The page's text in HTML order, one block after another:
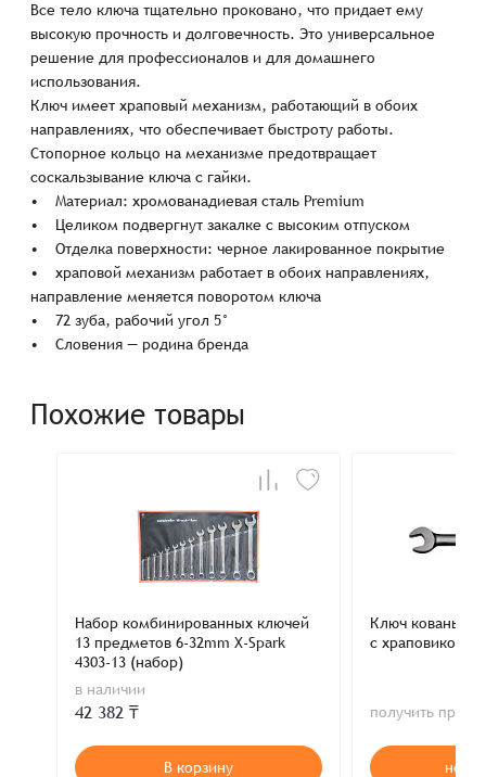
Все тело ключа тщательно проковано, что придает ему
высокую прочность и долговечность. Это универсальное
решение для профессионалов и для домашнего
использования.
Ключ имеет храповый механизм, работающий в обоих
направлениях, что обеспечивает быстроту работы.
Стопорное кольцо на механизме предотвращает
соскальзывание ключа с гайки.
• Материал: хромованадиевая сталь Premium
• Целиком подвергнут закалке с высоким отпуском
• Отделка поверхности: черное лакированное покрытие
• храповой механизм работает в обоих направлениях,
направление меняется поворотом ключа
• 72 зуба, рабочий угол 5°
• Словения — родина бренда
Похожие товары
Набор комбинированных ключей
13 предметов 6-32mm X-Spark
4303-13 (набор)
в наличии
42 382 ₸
В корзину
Ключ кованый
с храповиком
получить
нет в